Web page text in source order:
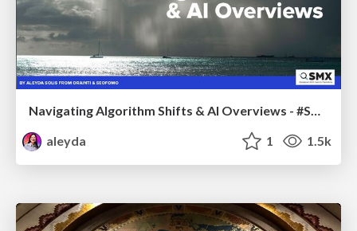
Navigating Algorithm Shifts & AI Overviews - #SMXNext
aleyda
1 1.5k